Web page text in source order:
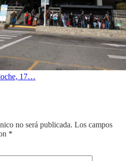
17…
no será publicada. Los campos
*